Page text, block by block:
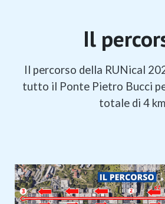
Il
Il percorso della RUNical
tutto il Ponte Pietro Bucci
totale di 4 km